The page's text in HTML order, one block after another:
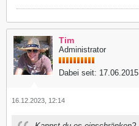
Tim
Administrator
Dabei seit: 17.06.2015
16.12.2023, 12:14